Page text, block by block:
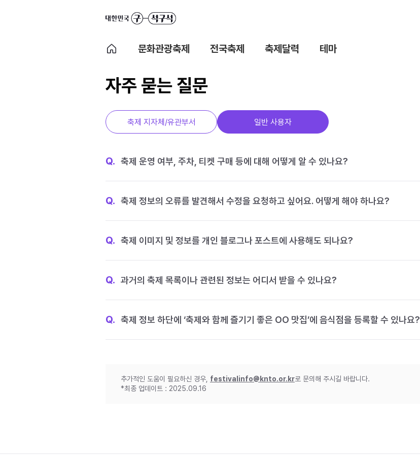
문화관광축제 전국축제 축제달력 테마
자주 묻는 질문
축제 지자체/유관부서 일반 사용자
Q. 축제 운영 여부, 주차, 티켓 구매 등에 대해 어떻게 알 수 있나요?
Q. 축제 정보의 오류를 발견해서 수정을 요청하고 싶어요. 어떻게 해야 하나요?
Q. 축제 이미지 및 정보를 개인 블로그나 포스트에 사용해도 되나요?
Q. 과거의 축제 목록이나 관련된 정보는 어디서 받을 수 있나요?
Q. 축제 정보 하단에 ‘축제와 함께 즐기기 좋은 OO 맛집’에 음식점을 등록할 수 있나요?
추가적인 도움이 필요하신 경우, festivalinfo@knto.or.kr로 문의해 주시길 바랍니다.
*최종 업데이트 : 2025.09.16